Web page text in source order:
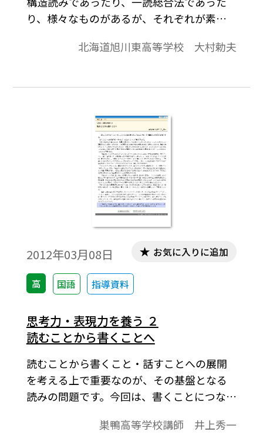
り、様々なものがあるが、それぞれが素晴
いえ、それらを理論的に生徒に教示してい
で、今回は、教科書をより活かした指導を
きの抽象化（メタ認知）”である。多くの教
科書には、それぞれの文章が完結した直後
に、いわゆる“学習の手引き”がある。この
学習の手引きの各問を生徒と一緒に抽象化
することで、手段や方法を実証的に獲得す
ることが出来る。この提案では、小説教材
の読解のためのメタ認知を行う。２５年度
新課程用の『国語総合 現代文編』（東京
書籍）の『羅生門』をベースに使用する。
北海道旭川東高等学校 大村勅夫
2012年03月08日
高 国語 指導資料
お気に入りに追加
思考力・表現力を養う ２
読むことから書くことへ
読むことから書くこと・話すことへの展開
を考える上で重要なのが、その基盤となる
読みの問題です。今回は、書くことにつなが
察しています。読みを深めていくことによ
巣鴨高等学校講師 井上秀一